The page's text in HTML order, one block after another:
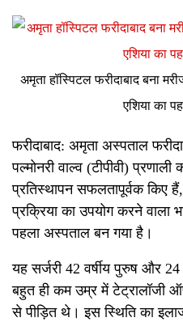
अमृता हॉस्पिटल फरीदाबाद बना
एशिया का
फरीदाबाद: अमृता अस्पताल
पल्मोनरी वाल्व (टीपीवी)
प्रतिस्थापन सफलतापूर्वक किए
प्रक्रिया का उपयोग करने वाला
पहला अस्पताल बन गया है।
यह सर्जरी 42 वर्षीय पुरुष और 24
बहुत ही कम उम्र में टेट्रालॉजी
से पीड़ित थे। इस स्थिति का